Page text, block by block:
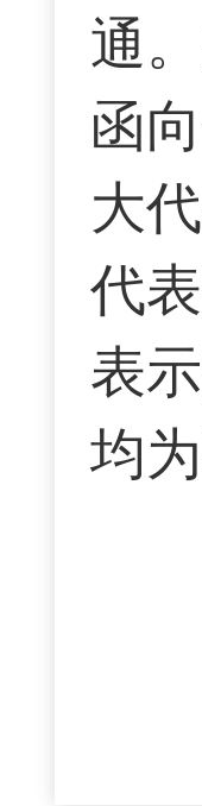
通
函
大
代
表
均